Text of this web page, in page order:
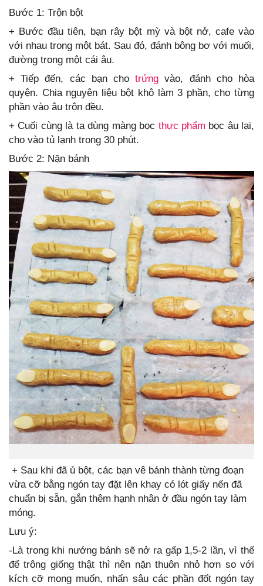
Bước 1: Trộn bột
+ Bước đầu tiên, bạn rây bột mỳ và bột nở, cafe vào
với nhau trong một bát. Sau đó, đánh bông bơ với muối,
đường trong một cái âu.
+ Tiếp đến, các bạn chotrứng vào, đánh cho hòa
quyện. Chia nguyên liệu bột khô làm 3 phần, cho từng
phần vào âu trộn đều.
+ Cuối cùng là ta dùng màng bọc thực phẩm bọc âu lại,
cho vào tủ lạnh trong 30 phút.
Bước 2: Nặn bánh
+ Sau khi đã ủ bột, các bạn vê bánh thành từng đoạn
vừa cỡ bằng ngón tay đặt lên khay có lót giấy nến đã
chuẩn bị sẵn, gắn thêm hạnh nhân ở đầu ngón tay làm
móng.
Lưu ý:
-Là trong khi nướng bánh sẽ nở ra gấp 1,5-2 lần, vì thế
để trông giống thật thì nên nặn thuôn nhỏ hơn so với
kích cỡ mong muốn, nhấn sâu các phần đốt ngón tay